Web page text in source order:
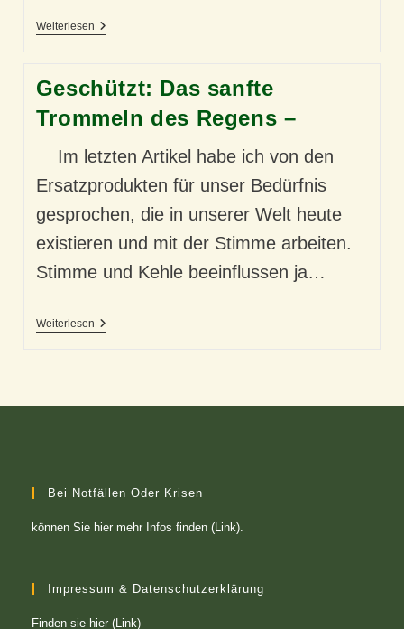
WeiterlesenGeschützt:
Geschützt: Das sanfte
Trommeln des Regens –
Im letzten Artikel habe ich von den
Ersatzprodukten für unser Bedürfnis
gesprochen, die in unserer Welt heute
existieren und mit der Stimme arbeiten.
Stimme und Kehle beeinflussen ja…
WeiterlesenGeschützt:
–
Bei Notfällen Oder Krisen
können Sie hier mehr Infos finden (Link).
Impressum & Datenschutzerklärung
Finden sie hier (Link)